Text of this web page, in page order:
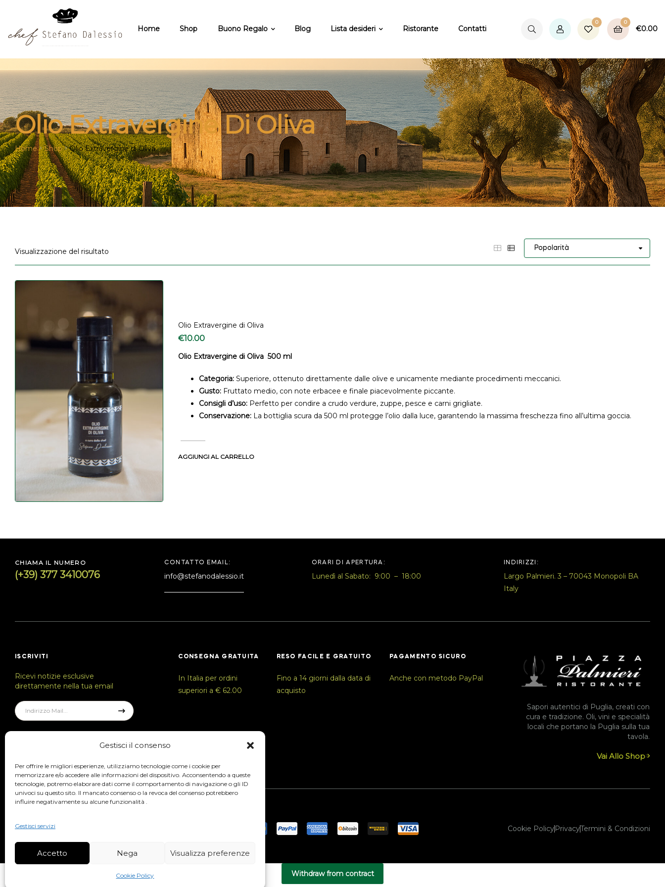
Gestisci il consenso
Per offrire le migliori esperienze, utilizziamo tecnologie come i cookie per
memorizzare e/o accedere alle informazioni del dispositivo. Acconsentendo a queste
tecnologie, potremo elaborare dati come il comportamento di navigazione o gli ID
univoci su questo sito. Il mancato consenso o la revoca del consenso potrebbero
influire negativamente su alcune funzionalità .
Gestisci servizi
Accetto Nega Visualizza preferenze
Cookie Policy
Home Shop Buono Regalo Blog Lista desideri Ristorante Contatti
0 0
€0.00
Olio Extravergine Di Oliva
Home Shop Olio Extravergine di Oliva
Visualizzazione del risultato
Olio Extravergine di Oliva
€10.00
Olio Extravergine di Oliva 500 ml
Categoria: Superiore, ottenuto direttamente dalle olive e unicamente mediante procedimenti meccanici.
Gusto: Fruttato medio, con note erbacee e finale piacevolmente piccante.
Consigli d’uso: Perfetto per condire a crudo verdure, zuppe, pesce e carni grigliate.
Conservazione: La bottiglia scura da 500 ml protegge l’olio dalla luce, garantendo la massima freschezza fino all’ultima goccia.
AGGIUNGI AL CARRELLO
CHIAMA IL NUMERO
(+39) 377 3410076
CONTATTO EMAIL:
info@stefanodalessio.it
ORARI DI APERTURA:
Lunedì al Sabato: 9:00 – 18:00
INDIRIZZI:
Largo Palmieri. 3 – 70043 Monopoli BA
Italy
ISCRIVITI
Ricevi notizie esclusive
direttamente nella tua email
CONSEGNA GRATUITA
In Italia per ordini
superiori a € 62.00
RESO FACILE E GRATUITO
Fino a 14 giorni dalla data di
acquisto
PAGAMENTO SICURO
Anche con metodo PayPal
Sapori autentici di Puglia, creati con
cura e tradizione. Oli, vini e specialità
locali che portano la Puglia sulla tua
tavola.
Vai Allo Shop
Monopoli BA P.Iva 07452330728
Cookie PolicyPrivacyTermini & Condizioni
Withdraw from contract